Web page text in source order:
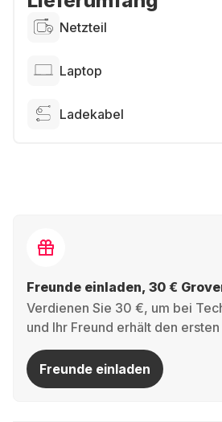
Netzteil
Laptop
Ladekabel
Freunde einladen, 30 €
Verdienen Sie 30 €, um bei
und Ihr Freund erhält den
Freunde einladen